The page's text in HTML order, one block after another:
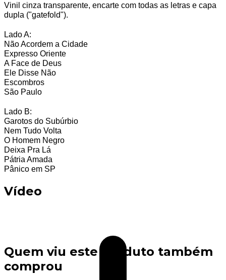
Vinil cinza transparente, encarte com todas as letras e capa
dupla ("gatefold").
Lado A:
Não Acordem a Cidade
Expresso Oriente
A Face de Deus
Ele Disse Não
Escombros
São Paulo
Lado B:
Garotos do Subúrbio
Nem Tudo Volta
O Homem Negro
Deixa Pra Lá
Pátria Amada
Pânico em SP
Vídeo
Quem viu este produto também
comprou